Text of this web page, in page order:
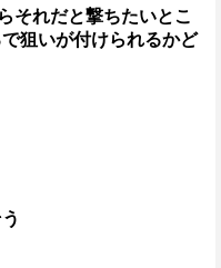
それだと撃ちたいとこ
狙いが付けられるかど